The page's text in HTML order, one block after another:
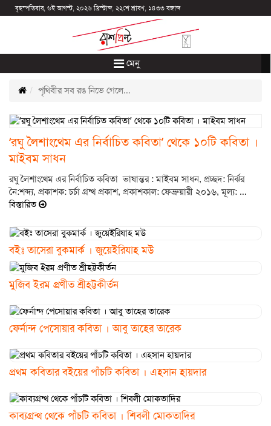
বৃহস্পতিবার, ৬ই আগস্ট, ২০২৬ খ্রিস্টাব্দ, ২২শে শ্রাবণ, ১৪৩৩ বঙ্গাব্দ
মেনু
পৃথিবীর সব রঙ নিভে গেলে…
‘রঘু লৈশাংথেম এর নির্বাচিত কবিতা’ থেকে ১০টি কবিতা ।
মাইবম সাধন
রঘু লৈশাংথেম এর নির্বাচিত কবিতা ভাষান্তর : মাইবম সাধন, প্রচ্ছদ: নির্ঝর
নৈ:শব্দ্য, প্রকাশক: চর্চা গ্রন্থ প্রকাশ, প্রকাশকাল: ফেব্রুয়ারী ২০১৬, মূল্য: …
বিস্তারিত
বইঃ তাসেরা বুকমার্ক । জুয়েইরিযাহ মউ
মুজিব ইরম প্রণীত শ্রীহট্টকীর্তন
ফের্নান্দ পেসোয়ার কবিতা । আবু তাহের তারেক
প্রথম কবিতার বইয়ের পাঁচটি কবিতা । এহসান হায়দার
কাব্যগ্রন্থ থেকে পাঁচটি কবিতা । শিবলী মোকতাদির